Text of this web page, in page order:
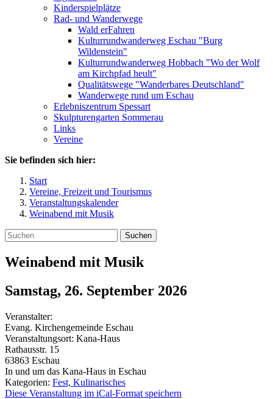
Kinderspielplätze
Rad- und Wanderwege
Wald erFahren
Kulturrundwanderweg Eschau "Burg
Wildenstein"
Kulturrundwanderweg Hobbach "Wo der Wolf
am Kirchpfad heult"
Qualitätswege "Wanderbares Deutschland"
Wanderwege rund um Eschau
Erlebniszentrum Spessart
Skulpturengarten Sommerau
Links
Vereine
Sie befinden sich hier:
Start
Vereine, Freizeit und Tourismus
Veranstaltungskalender
Weinabend mit Musik
Suchen
Weinabend mit Musik
Samstag, 26. September 2026
Veranstalter:
Evang. Kirchengemeinde Eschau
Veranstaltungsort: Kana-Haus
Rathausstr. 15
63863 Eschau
In und um das Kana-Haus in Eschau
Kategorien: Fest, Kulinarisches
Diese Veranstaltung im iCal-Format speichern